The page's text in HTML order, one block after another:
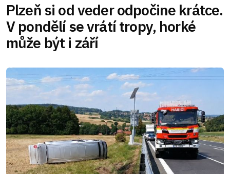
Plzeň si od veder odpočine krátce.
V pondělí se vrátí tropy, horké
může být i září